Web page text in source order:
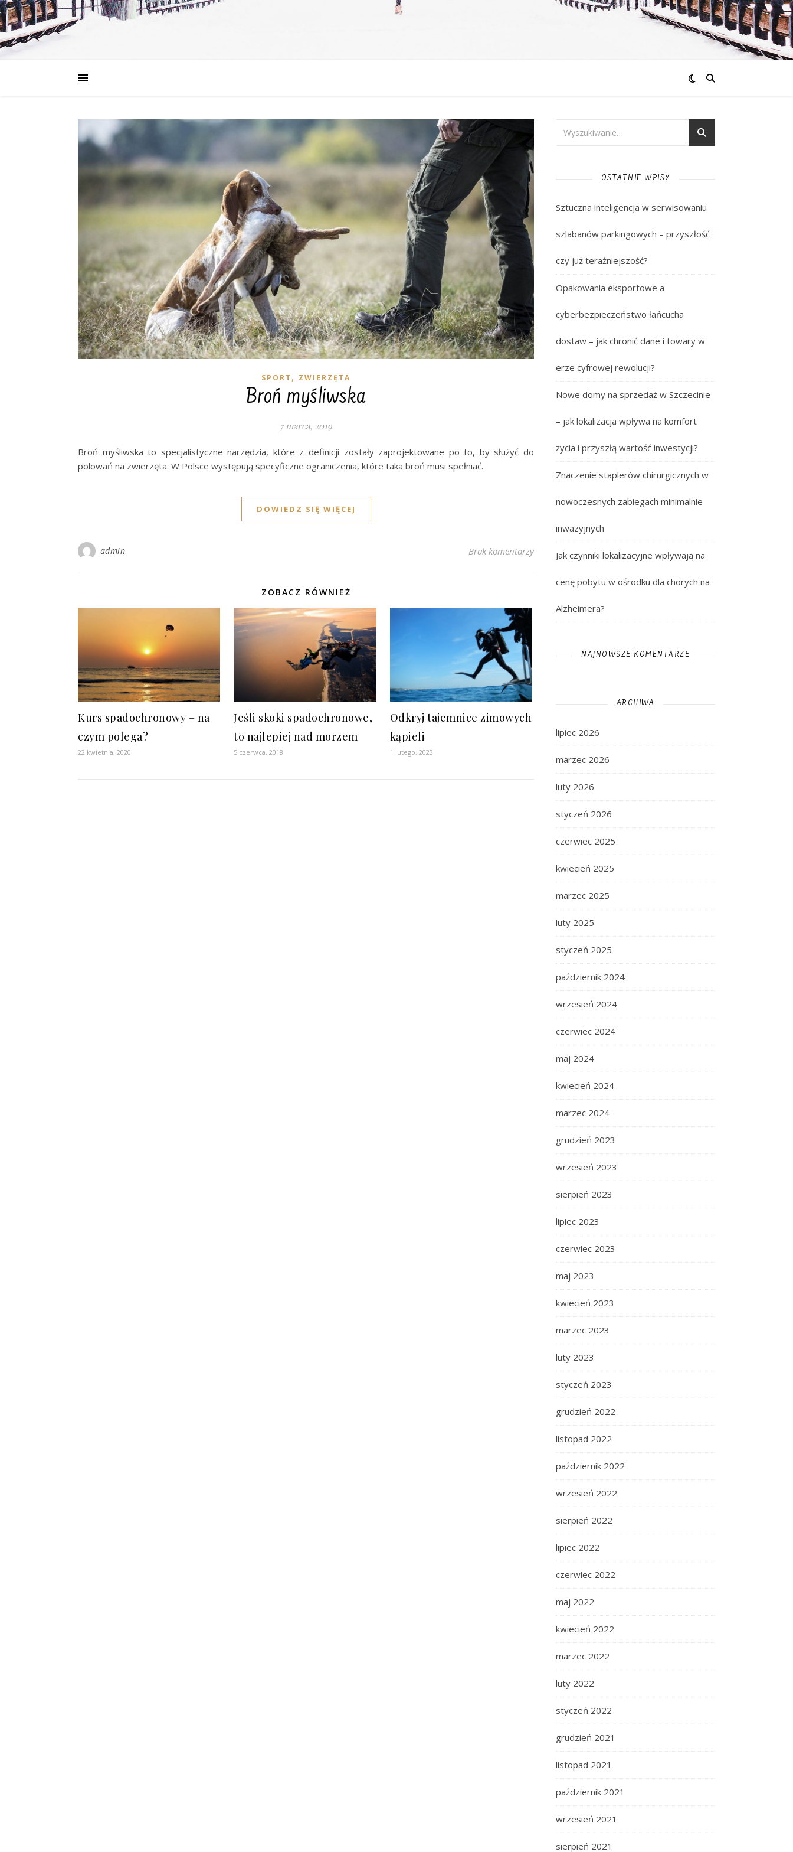
SPORT , ZWIERZĘTA
Broń myśliwska
7 marca, 2019
Broń myśliwska to specjalistyczne narzędzia, które z definicji zostały zaprojektowane po to, by służyć do
polowań na zwierzęta. W Polsce występują specyficzne ograniczenia, które taka broń musi spełniać.
DOWIEDZ SIĘ WIĘCEJ
admin Brak komentarzy
ZOBACZ RÓWNIEŻ
Kurs spadochronowy – na
czym polega?
22 kwietnia, 2020
Jeśli skoki spadochronowe,
to najlepiej nad morzem
5 czerwca, 2018
Odkryj tajemnice zimowych
kąpieli
1 lutego, 2023
OSTATNIE WPISY
Sztuczna inteligencja w serwisowaniu
szlabanów parkingowych – przyszłość
czy już teraźniejszość?
Opakowania eksportowe a
cyberbezpieczeństwo łańcucha
dostaw – jak chronić dane i towary w
erze cyfrowej rewolucji?
Nowe domy na sprzedaż w Szczecinie
– jak lokalizacja wpływa na komfort
życia i przyszłą wartość inwestycji?
Znaczenie staplerów chirurgicznych w
nowoczesnych zabiegach minimalnie
inwazyjnych
Jak czynniki lokalizacyjne wpływają na
cenę pobytu w ośrodku dla chorych na
Alzheimera?
NAJNOWSZE KOMENTARZE
ARCHIWA
lipiec 2026
marzec 2026
luty 2026
styczeń 2026
czerwiec 2025
kwiecień 2025
marzec 2025
luty 2025
styczeń 2025
październik 2024
wrzesień 2024
czerwiec 2024
maj 2024
kwiecień 2024
marzec 2024
grudzień 2023
wrzesień 2023
sierpień 2023
lipiec 2023
czerwiec 2023
maj 2023
kwiecień 2023
marzec 2023
luty 2023
styczeń 2023
grudzień 2022
listopad 2022
październik 2022
wrzesień 2022
sierpień 2022
lipiec 2022
czerwiec 2022
maj 2022
kwiecień 2022
marzec 2022
luty 2022
styczeń 2022
grudzień 2021
listopad 2021
październik 2021
wrzesień 2021
sierpień 2021